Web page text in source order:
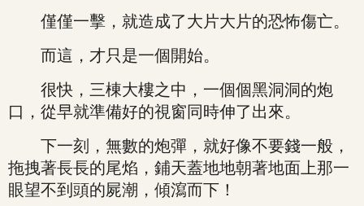
僅僅一擊，就造成了大片大片的恐怖傷亡。
而這，才只是一個開始。
很快，三棟大樓之中，一個個黑洞洞的炮
口，從早就準備好的視窗同時伸了出來。
下一刻，無數的炮彈，就好像不要錢一般，
拖拽著長長的尾焰，鋪天蓋地地朝著地面上那一
眼望不到頭的屍潮，傾瀉而下！